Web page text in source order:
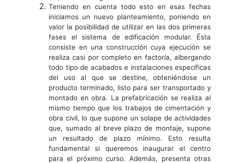
Teniendo en cuenta todo esto en esas fechas
iniciamos un nuevo planteamiento, poniendo en
valor la posibilidad de utilizar en las dos primeras
fases el sistema de edificación modular. Ésta
consiste en una construcción cuya ejecución se
realiza casi por completo en factoría, albergando
todo tipo de acabados e instalaciones específicas
del uso al que se destine, obteniéndose un
producto terminado, listo para ser transportado y
montado en obra. La prefabricación se realiza al
mismo tiempo que los trabajos de cimentación y
obra civil, lo que supone un solape de actividades
que, sumado al breve plazo de montaje, supone
un resultado de plazo mínimo. Esto resulta
fundamental si queremos inaugurar el centro
para el próximo curso. Además, presenta otras